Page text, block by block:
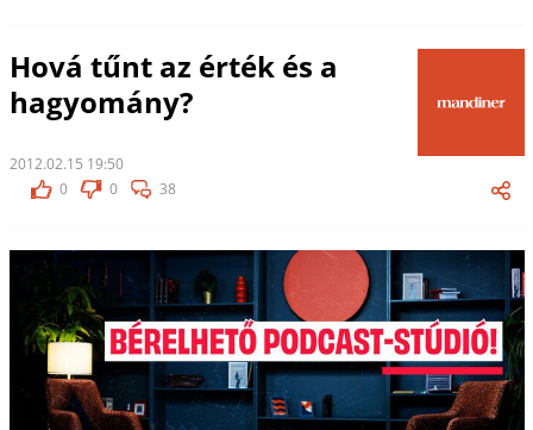
Hová tűnt az érték és a
hagyomány?
2012.02.15 19:50
0
0 38